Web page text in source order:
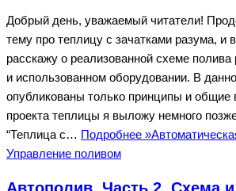
Добрый день, уважаемый читатели!
тему про теплицу с зачатками разума, и
расскажу о реализованной схеме полива
и использованном оборудовании. В
опубликованы только принципы и общие
проекта теплицы я выложу немного
“Теплица с… Подробнее »
Управление поливом